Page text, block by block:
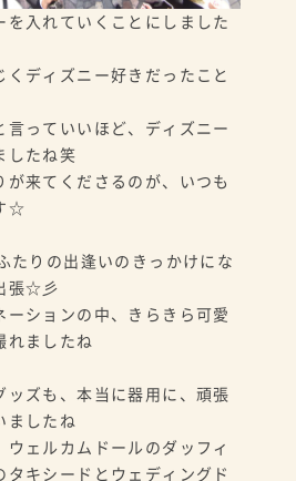
を入れていくことにしました
くディズニー好きだったこと
言っていいほど、ディズニー
したね笑
が来てくださるのが、いつも
☆
たりの出逢いのきっかけにな
張☆彡
ーションの中、きらきら可愛
れましたね
ッズも、本当に器用に、頑張
ましたね
ウェルカムドールのダッフィ
タキシードとウェディングド